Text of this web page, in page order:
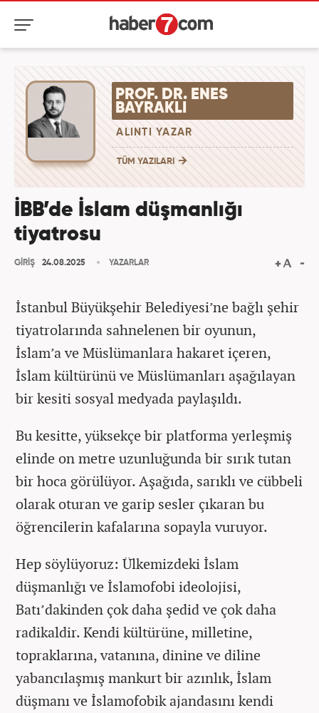
PROF. DR. ENES
BAYRAKLI
ALINTI YAZAR
TÜM YAZILARI
İBB’de İslam düşmanlığı
tiyatrosu
GİRİŞ 24.08.2025 YAZARLAR
İstanbul Büyükşehir Belediyesi’ne bağlı şehir
tiyatrolarında sahnelenen bir oyunun,
İslam’a ve Müslümanlara hakaret içeren,
İslam kültürünü ve Müslümanları aşağılayan
bir kesiti sosyal medyada paylaşıldı.
Bu kesitte, yüksekçe bir platforma yerleşmiş
elinde on metre uzunluğunda bir sırık tutan
bir hoca görülüyor. Aşağıda, sarıklı ve cübbeli
olarak oturan ve garip sesler çıkaran bu
öğrencilerin kafalarına sopayla vuruyor.
Hep söylüyoruz: Ülkemizdeki İslam
düşmanlığı ve İslamofobi ideolojisi,
Batı’dakinden çok daha şedid ve çok daha
radikaldir. Kendi kültürüne, milletine,
topraklarına, vatanına, dinine ve diline
yabancılaşmış mankurt bir azınlık, İslam
düşmanı ve İslamofobik ajandasını kendi